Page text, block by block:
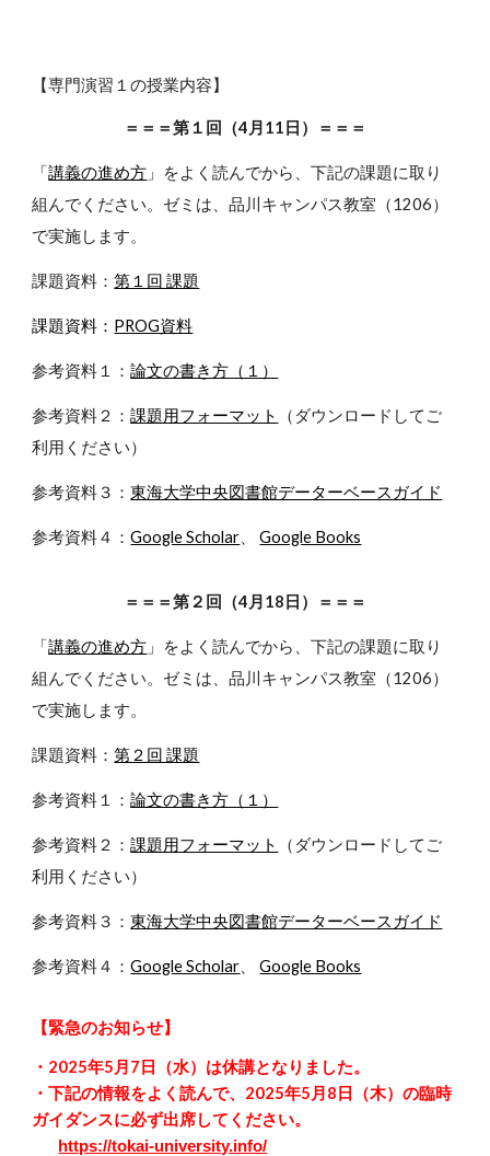
【専門演習１の授業内容】
＝＝＝第１回（4月11日）＝＝＝
「講義の進め方 」をよく読んでから、下記の課題に取り
組んでください。ゼミは、品川キャンパス教室（1206）
で実施します。
課題資料：第１回 課題
課題資料： PROG資料
参考資料１：論文の書き方（１）
参考資料２：課題用フォーマット
（ダウンロードしてご
利用ください）
参考資料３：東海大学中央図書館データーベースガイド
参考資料４：Google Scholar 、Google Books
＝＝＝第２回（4月18日）＝＝＝
「講義の進め方 」をよく読んでから、下記の課題に取り
組んでください。ゼミは、品川キャンパス教室（1206）
で実施します。
課題資料：第２回 課題
参考資料１：論文の書き方（１）
参考資料２：課題用フォーマット
（ダウンロードしてご
利用ください）
参考資料３：東海大学中央図書館データーベースガイド
参考資料４：Google Scholar 、Google Books
【緊急のお知らせ】
・2025年5月7日（水）は休講となりました。
・下記の情報をよく読んで、2025年5月8日（木）の臨時
ガイダンスに必ず出席してください。
https://tokai-university.info/